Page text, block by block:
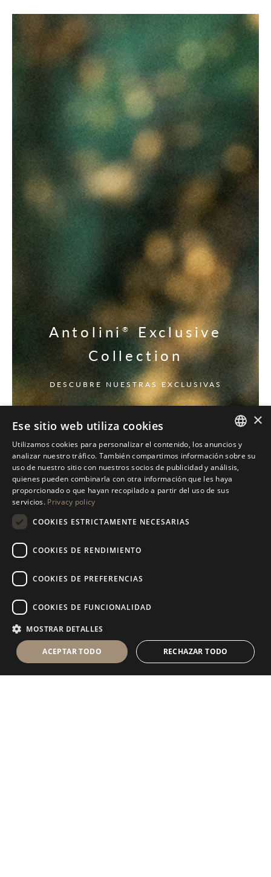
Antolini® Exclusive
Collection
DESCUBRE NUESTRAS EXCLUSIVAS
ITALIAN
ENGLISH
SPANISH
×
Ese sitio web utiliza cookies
Utilizamos cookies para personalizar el contenido, los anuncios y
analizar nuestro tráfico. También compartimos información sobre su
uso de nuestro sitio con nuestros socios de publicidad y análisis,
quienes pueden combinarla con otra información que les haya
proporcionado o que hayan recopilado a partir del uso de sus
servicios. Privacy policy
COOKIES ESTRICTAMENTE NECESARIAS
COOKIES DE RENDIMIENTO
COOKIES DE PREFERENCIAS
COOKIES DE FUNCIONALIDAD
MOSTRAR DETALLES
ACEPTAR TODO RECHAZAR TODO